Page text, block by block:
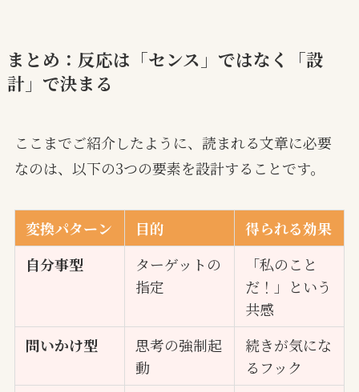
まとめ：反応は「センス」ではなく「設
計」で決まる
ここまでご紹介したように、読まれる文章に必要
なのは、以下の3つの要素を設計することです。
変換パターン 目的
得られる効果
自分事型
ターゲットの
指定
「私のこと
だ！」という
共感
問いかけ型
思考の強制起
動
続きが気にな
るフック